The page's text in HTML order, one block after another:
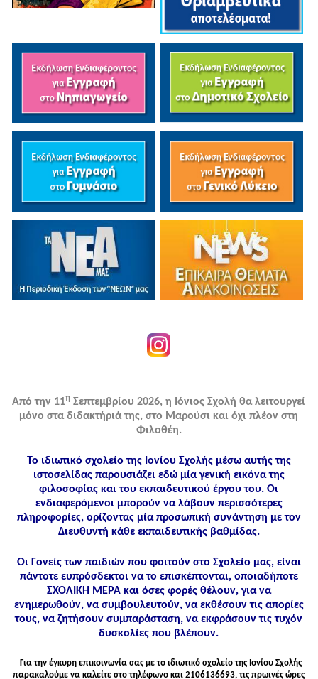
Από την 11η Σεπτεμβρίου 2026, η Ιόνιος Σχολή θα λειτουργεί
μόνο στα διδακτήριά της, στο Μαρούσι και όχι πλέον στη
Φιλοθέη.
Το ιδιωτικό σχολείο της Ιονίου Σχολής μέσω αυτής της
ιστοσελίδας παρουσιάζει εδώ μία γενική εικόνα της
φιλοσοφίας και του εκπαιδευτικού έργου του. Οι
ενδιαφερόμενοι μπορούν να λάβουν περισσότερες
πληροφορίες, ορίζοντας μία προσωπική συνάντηση με τον
Διευθυντή κάθε εκπαιδευτικής βαθμίδας.
Οι Γονείς των παιδιών που φοιτούν στο Σχολείο μας, είναι
πάντοτε ευπρόσδεκτοι να το επισκέπτονται, οποιαδήποτε
ΣΧΟΛΙΚΗ ΜΕΡΑ και όσες φορές θέλουν, για να
ενημερωθούν, να συμβουλευτούν, να εκθέσουν τις απορίες
τους, να ζητήσουν συμπαράσταση, να εκφράσουν τις τυχόν
δυσκολίες που βλέπουν.
Για την έγκυρη επικοινωνία σας με το ιδιωτικό σχολείο της Ιονίου Σχολής
παρακαλούμε να καλείτε στo τηλέφωνo και 2106136693, τις πρωινές ώρες